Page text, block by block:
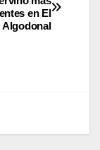
en El
Algodonal